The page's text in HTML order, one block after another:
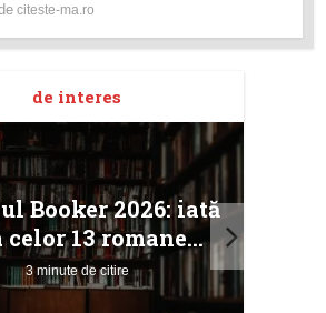
citeste-ma.ro
de interes
Booker 2026: iată
13 romane...
3 minute de citire